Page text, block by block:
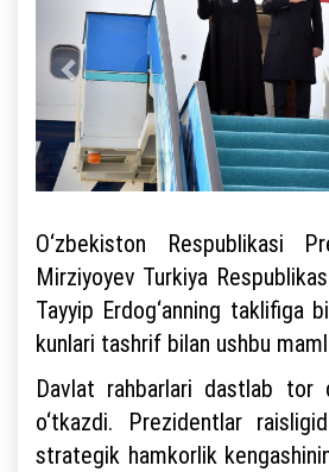
O‘zbekiston Respublikasi
Mirziyoyev Turkiya
Tayyip Erdog‘anning taklifiga
kunlari tashrif bilan ushbu
Davlat rahbarlari dastlab tor
o‘tkazdi. Prezidentlar
strategik hamkorlik